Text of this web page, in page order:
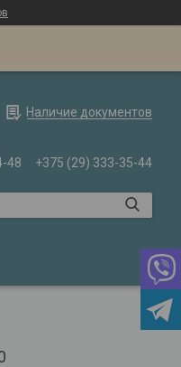
Наличие документов
48 +375 (29) 333-35-44